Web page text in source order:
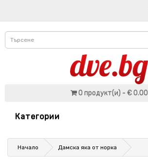
0 продукт(и) - € 0.00
Категории
Начало Дамска яка от норка